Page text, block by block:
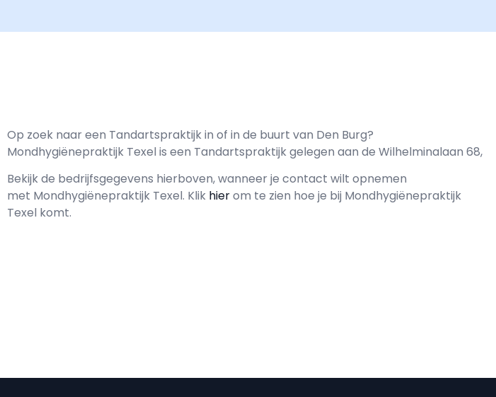
Op zoek naar een Tandartspraktijk in of in de buurt van Den Burg?
Mondhygiënepraktijk Texel is een Tandartspraktijk gelegen aan de Wilhelminalaan 68,
Bekijk de bedrijfsgegevens hierboven, wanneer je contact wilt opnemen
met Mondhygiënepraktijk Texel. Klik hierom te zien hoe je bij Mondhygiënepraktijk
Texel komt.